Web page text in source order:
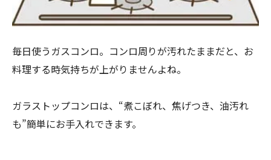
毎日使うガスコンロ。コンロ周りが汚れたままだと、お
料理する時気持ちが上がりませんよね。
ガラストップコンロは、“煮こぼれ、焦げつき、油汚れ
も”簡単にお手入れできます。